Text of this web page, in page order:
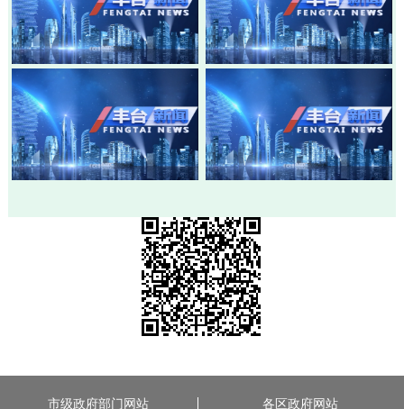
20260803-丰台新闻
20260730-丰台新闻
20260728-丰台新闻
20260724-丰台新闻
市级政府部门网站 各区政府网站